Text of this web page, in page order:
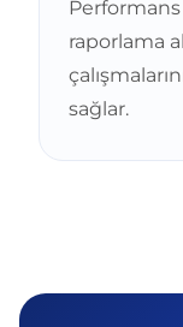
raporlama
sağlar.